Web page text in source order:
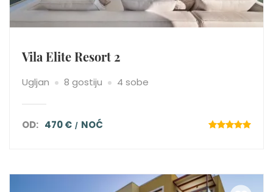
Vila Elite Resort 2
Ugljan 8 gostiju 4 sobe
OD: 470 € NOĆ